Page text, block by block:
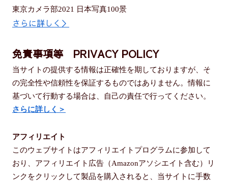
東京カメラ部2021 日本写真100景
さらに詳しく＞
免責事項等 PRIVACY POLICY
当サイトの提供する情報は正確性を期しておりますが、そ
の完全性や信頼性を保証するものではありません。情報に
基づいて行動する場合は、自己の責任で行ってください。
さらに詳しく＞
アフィリエイト
このウェブサイトはアフィリエイトプログラムに参加して
おり、アフィリエイト広告（Amazonアソシエイト含む）リ
ンクをクリックして製品を購入されると、当サイトに手数